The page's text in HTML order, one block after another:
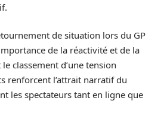
de situation lors du GP
de la réactivité et de la
classement d’une tension
renforcent l’attrait narratif du
les spectateurs tant en ligne que